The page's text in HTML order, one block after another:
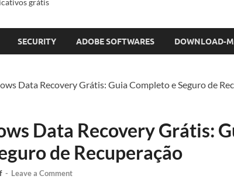
grátis
SECURITY ADOBE SOFTWARES DOWNLOAD-
Data Recovery Grátis: Guia Completo e Seguro de
Data Recovery Grátis:
de Recuperação
- Leave a Comment